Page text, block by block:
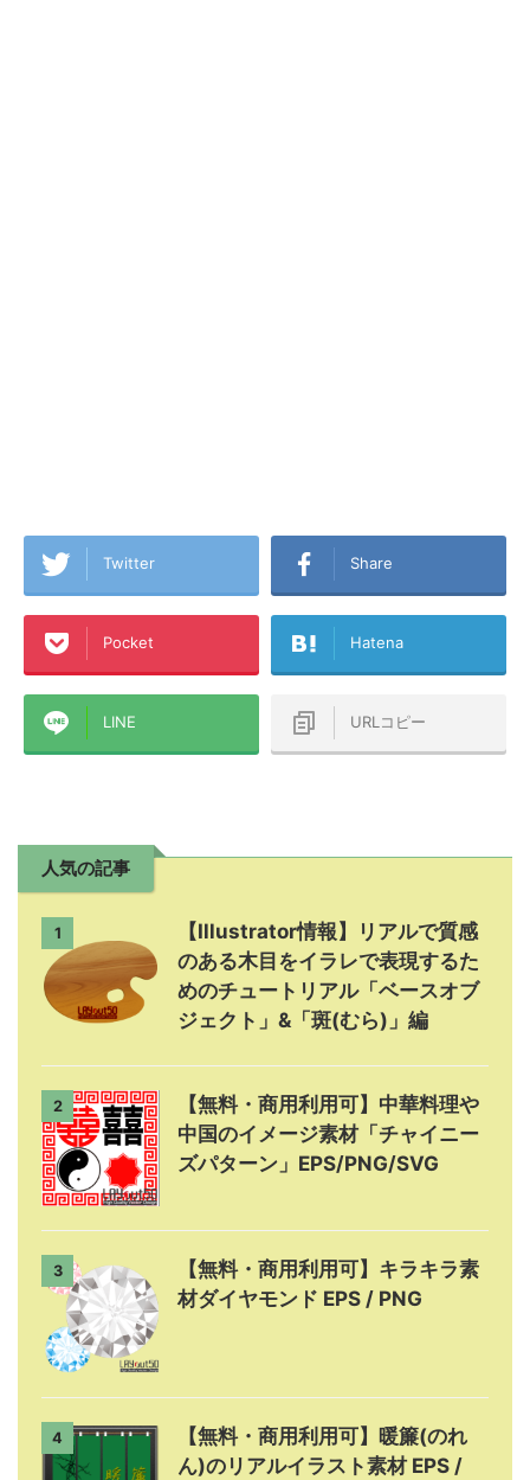
Twitter Share
Pocket Hatena
LINE URLコピー
人気の記事
1
【Illustrator情報】リアルで質感
のある木目をイラレで表現するた
めのチュートリアル「ベースオブ
ジェクト」&「斑(むら)」編
2
【無料・商用利用可】中華料理や
中国のイメージ素材「チャイニー
ズパターン」EPS/PNG/SVG
3
【無料・商用利用可】キラキラ素
材ダイヤモンド EPS / PNG
4
【無料・商用利用可】暖簾(のれ
ん)のリアルイラスト素材 EPS /